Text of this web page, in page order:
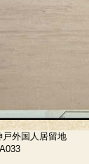
戸外国人居留地